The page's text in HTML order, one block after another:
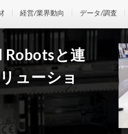
経営/業界動向 データ/調査
Robotsと連
ューショ